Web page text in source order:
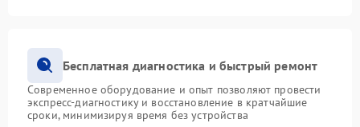
Бесплатная диагностика и быстрый ремонт
Современное оборудование и опыт позволяют провести
экспресс-диагностику и восстановление в кратчайшие
сроки, минимизируя время без устройства